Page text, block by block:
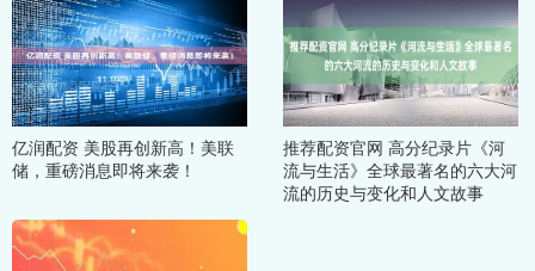
亿润配资 美股再创新高！美联
储，重磅消息即将来袭！
推荐配资官网 高分纪录片《河
流与生活》全球最著名的六大河
流的历史与变化和人文故事